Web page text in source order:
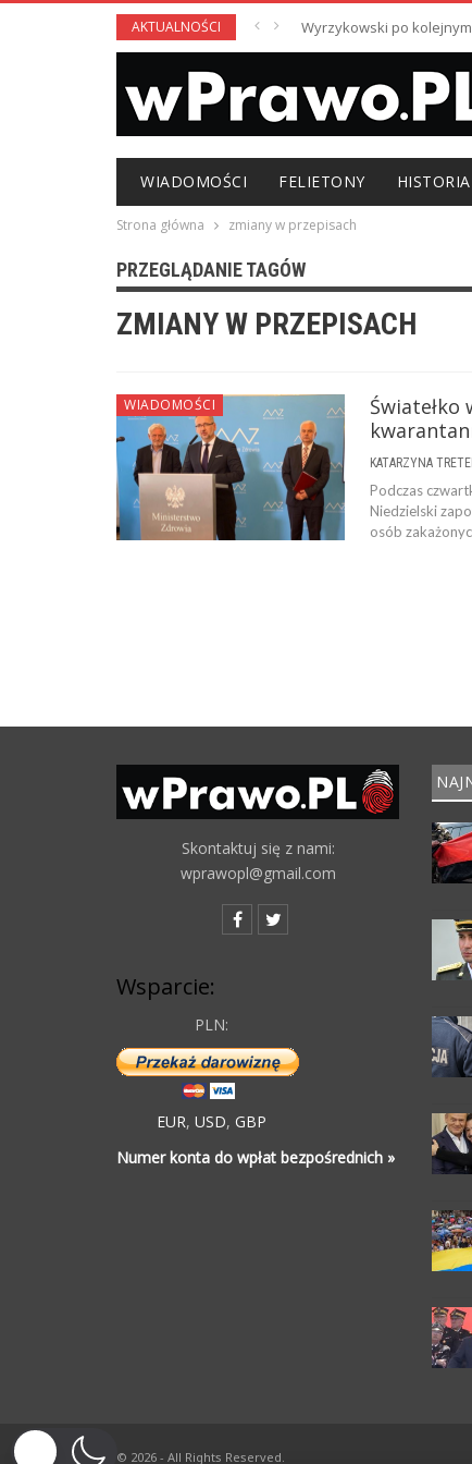
AKTUALNOŚCI Wyrzykowski po kolejnym
WIADOMOŚCI FELIETONY HISTORIA
Strona główna zmiany w przepisach
PRZEGLĄDANIE TAGÓW
ZMIANY W PRZEPISACH
WIADOMOŚCI
Podczas
Niedzielski
osób
Skontaktuj się z nami:
wprawopl@gmail.com
Wsparcie:
PLN:
EUR, USD, GBP
Numer konta do wpłat bezpośrednich »
© 2026 - All Rights Reserved.